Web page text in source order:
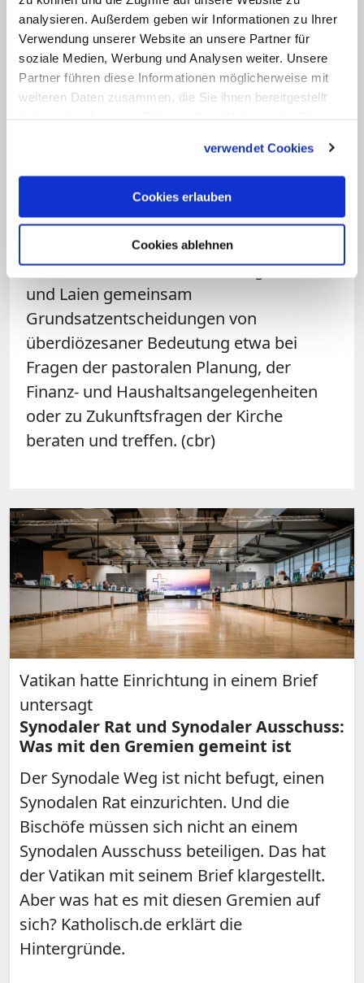
analysieren. Außerdem geben wir Informationen zu Ihrer
Verwendung unserer Website an unsere Partner für
soziale Medien, Werbung und Analysen weiter. Unsere
Partner führen diese Informationen möglicherweise mit
weiteren Daten zusammen, die Sie ihnen bereitgestellt
verwendet Cookies
Cookies erlauben
Cookies ablehnen
Verfasserinnen und Verfasser. "Wir sind
gern mit unseren Bischöfen auf dem
Weg zu einer synodalen Kirche."
Bei der vierten Synodalversammlung im
deutlicher Mehrheit für die Einrichtung
eines Synodalen Ausschusses gestimmt.
Dieser soll die vom Synodalen Weg
erarbeiteten Initiativen weiterentwickeln
und einen Synodalen Rat vorbereiten. In
diesem Gremium sollen künftig Bischöfe
und Laien gemeinsam
Grundsatzentscheidungen von
überdiözesaner Bedeutung etwa bei
Fragen der pastoralen Planung, der
Finanz- und Haushaltsangelegenheiten
oder zu Zukunftsfragen der Kirche
beraten und treffen. (cbr)
Vatikan hatte Einrichtung in einem Brief
untersagt
Synodaler Rat und Synodaler Ausschuss:
Was mit den Gremien gemeint ist
Der Synodale Weg ist nicht befugt, einen
Synodalen Rat einzurichten. Und die
Bischöfe müssen sich nicht an einem
Synodalen Ausschuss beteiligen. Das hat
der Vatikan mit seinem Brief klargestellt.
Aber was hat es mit diesen Gremien auf
sich? Katholisch.de erklärt die
Hintergründe.